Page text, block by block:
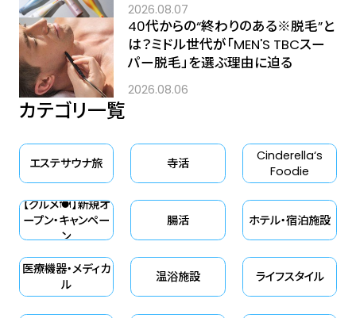
2026.08.07
40代からの“終わりのある※脱毛”と
は？ミドル世代が「MEN'S TBCスー
パー脱毛」を選ぶ理由に迫る
2026.08.06
カテゴリ一覧
エステサウナ旅 寺活
Cinderella‘s
Foodie
【グルメ🍽】新規オ
ープン・キャンペー
ン
腸活 ホテル・宿泊施設
医療機器・メディカ
ル
温浴施設 ライフスタイル